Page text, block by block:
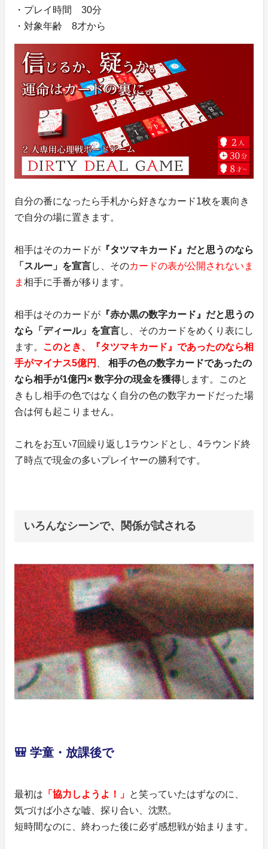
・プレイ時間 30分
・対象年齢 8才から
自分の番になったら手札から好きなカード1枚を裏向き
で自分の場に置きます。
相手はそのカードが 『タツマキカード』だと思うのなら
「スルー」を宣言し、そのカードの表が公開されないま
ま 相手に手番が移ります。
相手はそのカードが 『赤か黒の数字カード』だと思うの
なら「ディール」を宣言し、そのカードをめくり表にし
ます。 このとき、『タツマキカード』であったのなら相
手がマイナス5億円
相手の色の数字カードであったの
なら相手が1億円× 数字分の現金を獲得します。このと
きもし相手の色ではなく自分の色の数字カードだった場
合は何も起こりません。
これをお互い7回繰り返し1ラウンドとし、4ラウンド終
了時点で現金の多いプレイヤーの勝利です。
いろんなシーンで、関係が試される
🎒 学童・放課後で
最初は 「協力しようよ！」 と笑っていたはずなのに、
気づけば小さな嘘、探り合い、沈黙。
短時間なのに、終わった後に必ず感想戦が始まります。